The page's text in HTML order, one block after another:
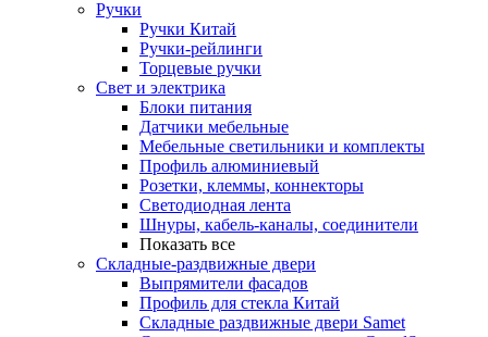
Ручки
Ручки Китай
Ручки-рейлинги
Торцевые ручки
Свет и электрика
Блоки питания
Датчики мебельные
Мебельные светильники и комплекты
Профиль алюминиевый
Розетки, клеммы, коннекторы
Светодиодная лента
Шнуры, кабель-каналы, соединители
Показать все
Складные-раздвижные двери
Выпрямители фасадов
Профиль для стекла Китай
Складные раздвижные двери Samet